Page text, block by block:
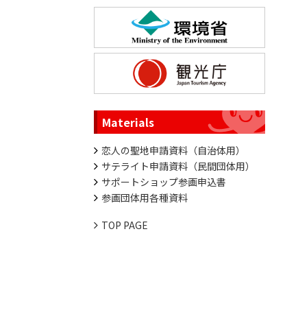
Materials
恋人の聖地申請資料（自治体用）
サテライト申請資料（民間団体用）
サポートショップ参画申込書
参画団体用各種資料
TOP PAGE